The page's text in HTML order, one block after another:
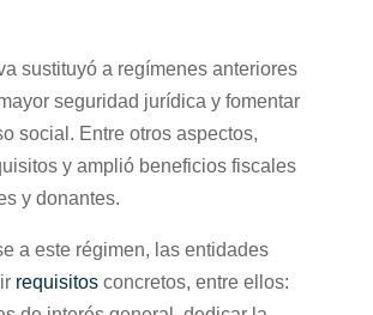
sustituyó a regímenes anteriores
seguridad jurídica y fomentar
social. Entre otros aspectos,
y amplió beneficios fiscales
y donantes.
a este régimen, las entidades
requisitos concretos, entre ellos: